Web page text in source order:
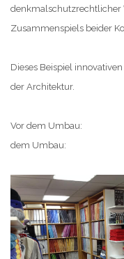
denkmalschutzrechtlicher
Zusammenspiels beider
Dieses Beispiel
der Architektur.
Vor dem
dem Umbau: